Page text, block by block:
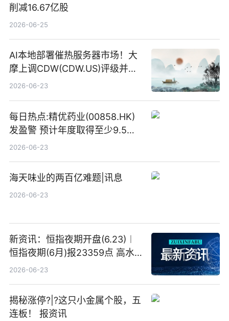
削减16.67亿股
2026-06-25
AI本地部署催热服务器市场！大
摩上调CDW(CDW.US)评级并看
高IBM(IBM.US)戴尔(DELL.US)
2026-06-23
每日热点:精优药业(00858.HK)
发盈警 预计年度取得至少9.5亿
港元的亏损 同比盈转亏
2026-06-23
海天味业的两百亿难题|讯息
2026-06-23
新资讯：恒指夜期开盘(6.23)︱
恒指夜期(6月)报23359点 高水
23点
2026-06-23
揭秘涨停?|?这只小金属个股，五
连板！ 报资讯